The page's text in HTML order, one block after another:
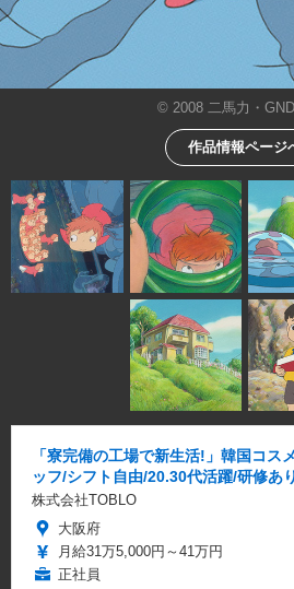
© 2008 二馬力・
作品情報ページ
「寮完備の工場で新生活!」韓国コス
ッフ/シフト自由/20.30代活躍/研修あ
株式会社TOBLO
大阪府
月給31万5,000円～41万円
正社員